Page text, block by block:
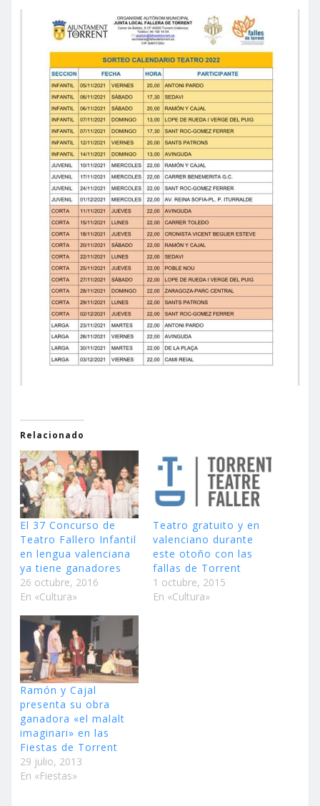
Relacionado
El 37 Concurso de
Teatro Fallero Infantil
en lengua valenciana
ya tiene ganadores
26 octubre, 2016
En «Cultura»
Teatro gratuito y en
valenciano durante
este otoño con las
fallas de Torrent
1 octubre, 2015
En «Cultura»
Ramón y Cajal
presenta su obra
ganadora «el malalt
imaginari» en las
Fiestas de Torrent
29 julio, 2013
En «Fiestas»